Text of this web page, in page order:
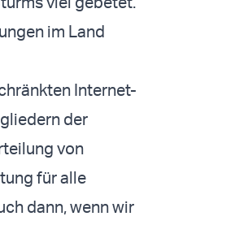
im Land
Internet-
der
von
für alle
dann, wenn wir